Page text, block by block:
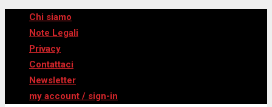
Chi siamo
Note Legali
Privacy
Contattaci
Newsletter
my account / sign-in